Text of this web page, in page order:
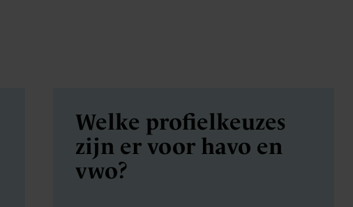
Welke profiel­keuzes
zijn er voor havo en
vwo?